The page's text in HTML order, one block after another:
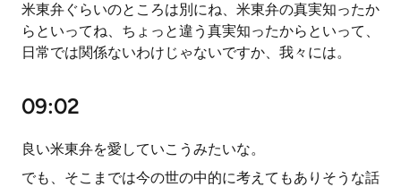
米東弁ぐらいのところは別にね、米東弁の真実知ったか
らといってね、ちょっと違う真実知ったからといって、
日常では関係ないわけじゃないですか、我々には。
09:02
良い米東弁を愛していこうみたいな。
でも、そこまでは今の世の中的に考えてもありそうな話